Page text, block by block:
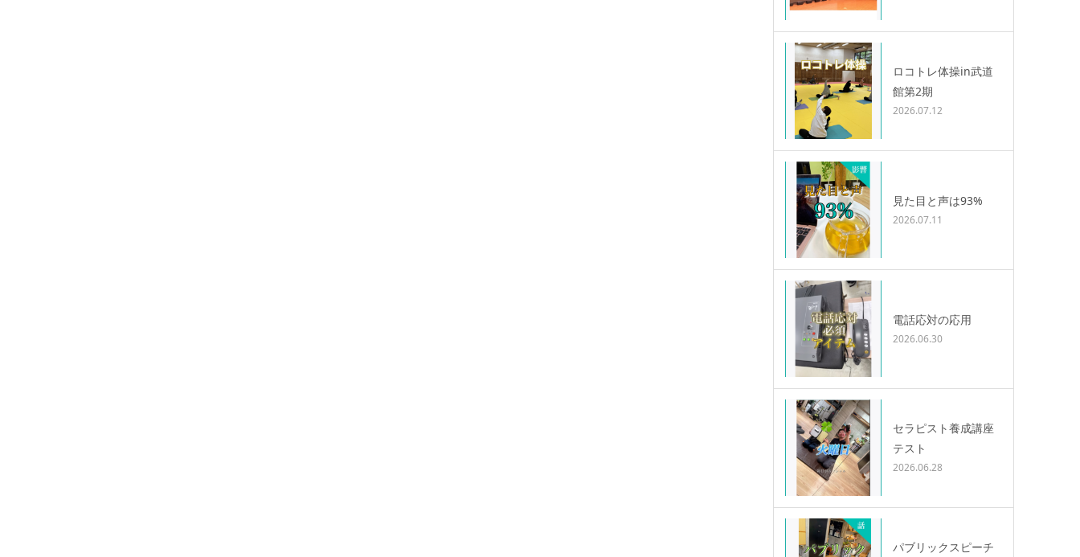
ロコトレ体操in武道
館第2期
2026.07.12
見た目と声は93%
2026.07.11
電話応対の応用
2026.06.30
セラピスト養成講座
テスト
2026.06.28
パブリックスピーチ